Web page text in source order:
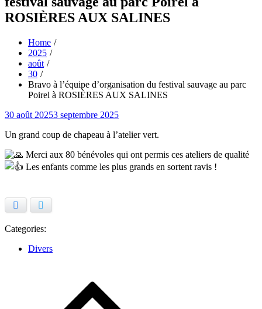
ROSIÈRES AUX SALINES
Home
2025
août
30
Bravo à l’équipe d’organisation du festival sauvage au parc
Poirel à ROSIÈRES AUX SALINES
Posted
30 août 20253 septembre 2025
Un grand coup de chapeau à l’atelier vert.
Merci aux 80 bénévoles qui ont permis ces ateliers de qualité
Les enfants comme les plus grands en sortent ravis !
Categories:
Divers